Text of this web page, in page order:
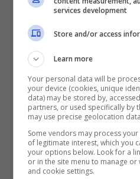
QR, troviamo tre
schermata blu durante
10, schermata blu dopo
aggiornamento e
viene utilizzato il PC. I
risolvere ciascuna
problematiche presenti
veramente generici e
services development
Store and/or access
Learn more
Your personal data will be
your device (cookies, unique
data) may be stored by,
partners, or used specifically by
may use precise geolocation
Some vendors may process
of legitimate interest, which you
your options below. Look for a
or in the site menu to manage
and cookie settings.